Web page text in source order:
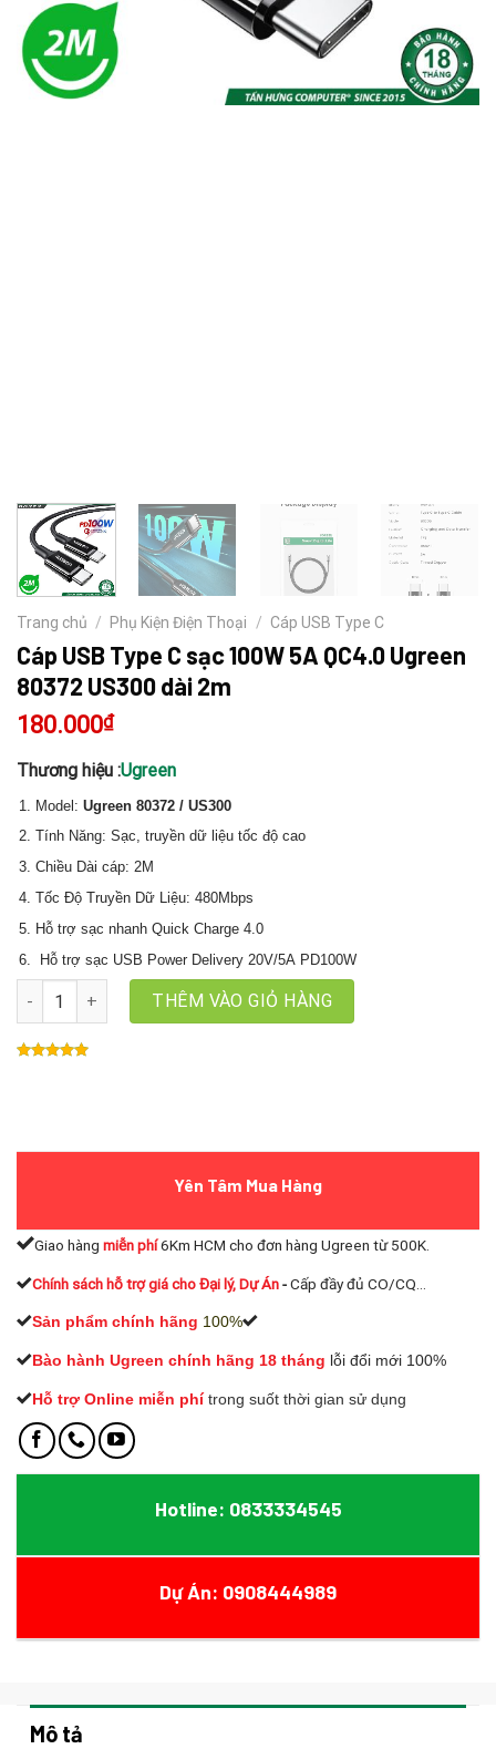
Trang chủ / Phụ Kiện Điện Thoại / Cáp USB Type C
Cáp USB Type C sạc 100W 5A QC4.0 Ugreen
80372 US300 dài 2m
180.000₫
Thương hiệu :Ugreen
Model: Ugreen 80372 / US300
Tính Năng: Sạc, truyền dữ liệu tốc độ cao
Chiều Dài cáp: 2M
Tốc Độ Truyền Dữ Liệu: 480Mbps
Hỗ trợ sạc nhanh Quick Charge 4.0
Hỗ trợ sạc USB Power Delivery 20V/5A PD100W
Cáp USB Type C sạc 100W 5A QC4.0 Ugreen 80372 US300 dài 2m
THÊM VÀO GIỎ HÀNG
Yên Tâm Mua Hàng
Giao hàng miễn phí6Km HCM cho đơn hàng Ugreen từ 500K.
Chính sách hỗ trợ giá cho Đại lý, Dự Án-Cấp đầy đủ CO/CQ...
Sản phẩm chính hãng 100%
Bào hành Ugreen chính hãng 18 tháng lỗi đổi mới 100%
Hỗ trợ Online miễn phí trong suốt thời gian sử dụng
Hotline: 0833334545
Dự Án: 0908444989
Mô tả